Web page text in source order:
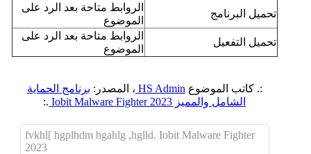
تحميل البرنامج
الروابط متاحة بعد الرد على
الموضوع
تحميل التفعيل
الروابط متاحة بعد الرد على
الموضوع
:. كاتب الموضوع HS Admin ، المصدر: برنامج الحماية
الشامل والمميز Iobit Malware Fighter 2023
.:
fvkhl[ hgplhdm hgahlg ,hglld. Iobit Malware Fighter
2023